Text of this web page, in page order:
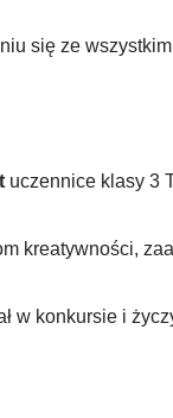
się ze
uczennice klasy 3
kreatywności,
w konkursie i